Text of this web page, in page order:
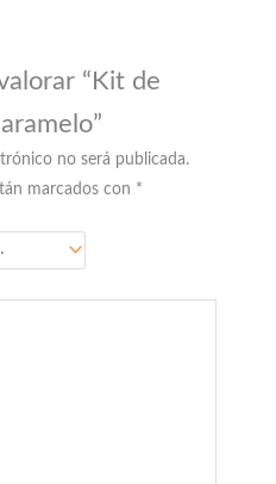
“Kit de
no será publicada.
marcados con *